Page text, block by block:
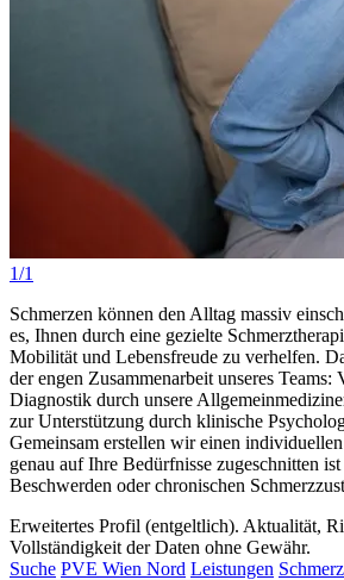
1/1
Schmerzen können den Alltag massiv
es, Ihnen durch eine gezielte
Mobilität und Lebensfreude zu verhelfen.
der engen Zusammenarbeit unseres Teams:
Diagnostik durch unsere
zur Unterstützung durch klinische
Gemeinsam erstellen wir einen
genau auf Ihre Bedürfnisse zugeschnitten
Beschwerden oder chronischen
Erweitertes Profil (entgeltlich). Aktualität,
Vollständigkeit der Daten ohne Gewähr.
Suche PVE Wien Nord Leistungen